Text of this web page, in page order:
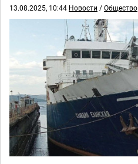
13.08.2025, 10:44 Новости /Общество